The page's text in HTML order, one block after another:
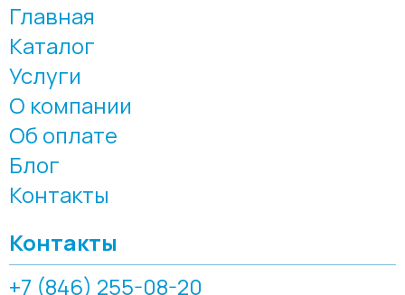
Главная
Каталог
Услуги
О компании
Об оплате
Блог
Контакты
Контакты
+7 (846) 255-08-20